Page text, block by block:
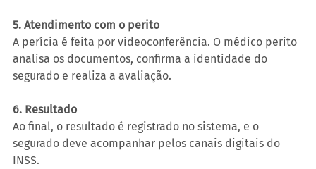
5. Atendimento com o perito
A perícia é feita por videoconferência. O médico perito
analisa os documentos, confirma a identidade do
segurado e realiza a avaliação.
6. Resultado
Ao final, o resultado é registrado no sistema, e o
segurado deve acompanhar pelos canais digitais do
INSS.